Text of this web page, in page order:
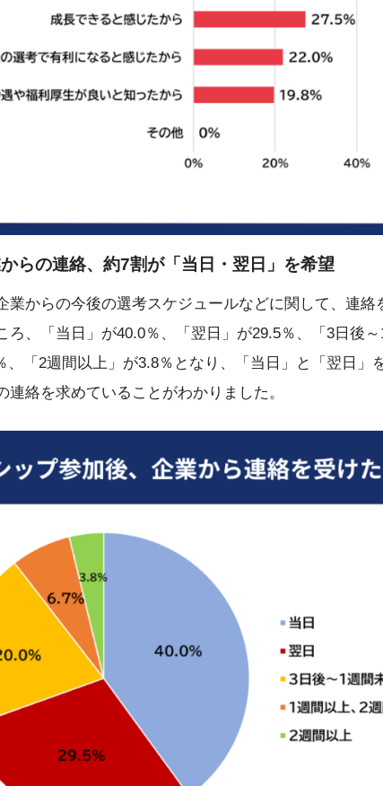
らの連絡、約7割が「当日・翌日」を希望
業からの今後の選考スケジュールなどに関して、連
ろ、「当日」が40.0％、「翌日」が29.5％、「3日後
、「2週間以上」が3.8％となり、「当日」と「翌日」
絡を求めていることがわかりました。